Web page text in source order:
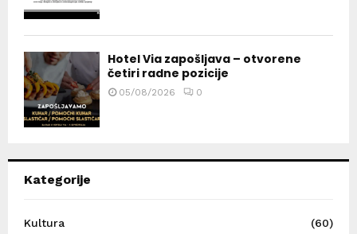
Hotel Via zapošljava – otvorene
četiri radne pozicije
05/08/2026 0
Kategorije
Kultura
(60)